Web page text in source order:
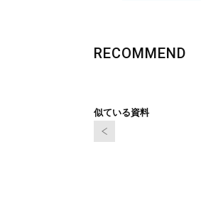
RECOMMEND
似ている資料